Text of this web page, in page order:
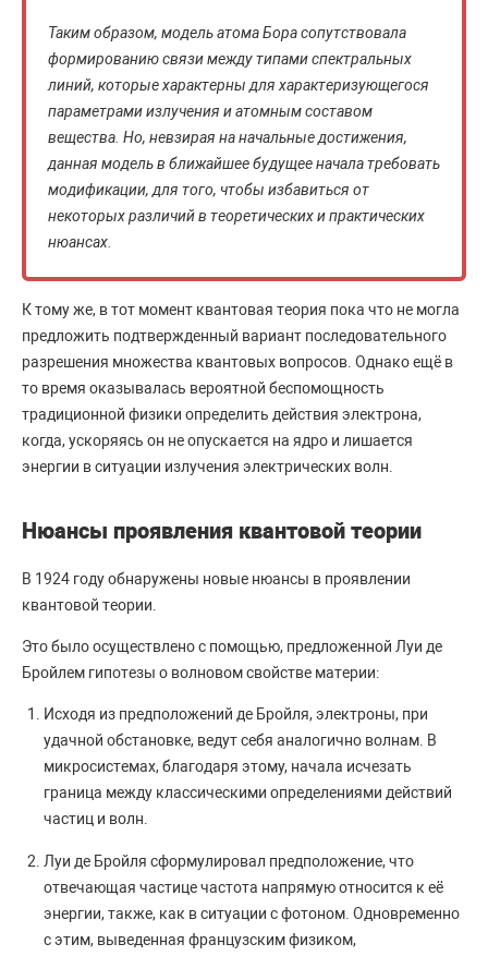
Таким образом, модель атома Бора сопутствовала
формированию связи между типами спектральных
линий, которые характерны для характеризующегося
параметрами излучения и атомным составом
вещества. Но, невзирая на начальные достижения,
данная модель в ближайшее будущее начала требовать
модификации, для того, чтобы избавиться от
некоторых различий в теоретических и практических
нюансах.
К тому же, в тот момент квантовая теория пока что не могла
предложить подтвержденный вариант последовательного
разрешения множества квантовых вопросов. Однако ещё в
то время оказывалась вероятной беспомощность
традиционной физики определить действия электрона,
когда, ускоряясь он не опускается на ядро и лишается
энергии в ситуации излучения электрических волн.
Нюансы проявления квантовой теории
В 1924 году обнаружены новые нюансы в проявлении
квантовой теории.
Это было осуществлено с помощью, предложенной Луи де
Бройлем гипотезы о волновом свойстве материи:
Исходя из предположений де Бройля, электроны, при
удачной обстановке, ведут себя аналогично волнам. В
микросистемах, благодаря этому, начала исчезать
граница между классическими определениями действий
частиц и волн.
Луи де Бройля сформулировал предположение, что
отвечающая частице частота напрямую относится к её
энергии, также, как в ситуации с фотоном. Одновременно
с этим, выведенная французским физиком,